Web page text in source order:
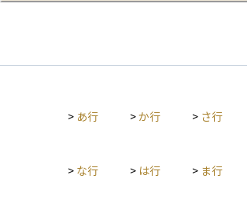
> あ行 >か行 > さ行
> な行 > は行 > ま行